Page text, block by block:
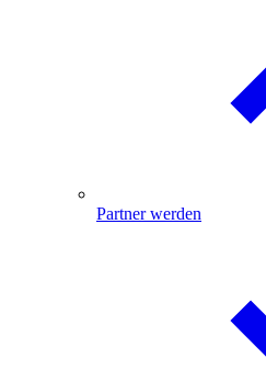
Partner werden